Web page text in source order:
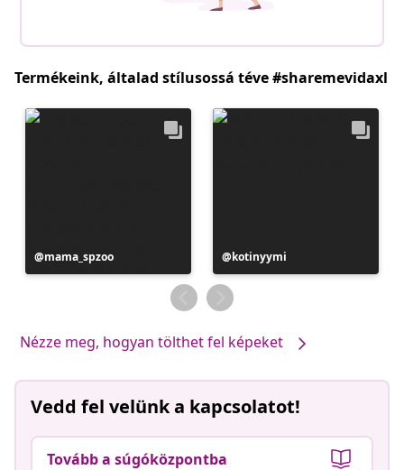
Termékeink, általad stílusossá téve #sharemevidaxl
Bejegyzés
közzétevője
mama_spzoo
Bejegyzés
közzétevője
kotinyymi
Nézze meg, hogyan tölthet fel képeket
Vedd fel velünk a kapcsolatot!
Tovább a súgóközpontba